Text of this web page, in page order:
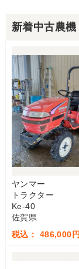
新着中古農機
ヤンマー
トラクター
Ke-40
佐賀県
税込： 486,000円